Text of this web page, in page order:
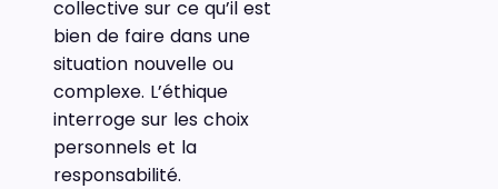
collective sur ce qu’il est
bien de faire dans une
situation nouvelle ou
complexe. L’éthique
interroge sur les choix
personnels et la
responsabilité.